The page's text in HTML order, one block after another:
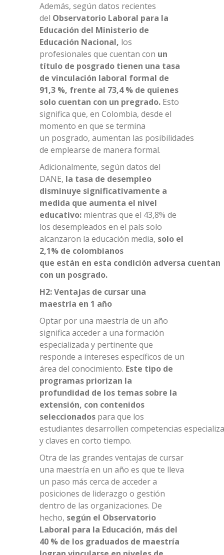
Además, según datos recientes
del Observatorio Laboral para la
Educación del Ministerio de
Educación Nacional, los
profesionales que cuentan con un
título de posgrado tienen una tasa
de vinculación laboral formal de
91,3 %, frente al 73,4 % de quienes
solo cuentan con un pregrado. Esto
significa que, en Colombia, desde el
momento en que se termina
un posgrado, aumentan las posibilidades
de emplearse de manera formal.
Adicionalmente, según datos del
DANE, la tasa de desempleo
disminuye significativamente a
medida que aumenta el nivel
educativo: mientras que el 43,8% de
los desempleados en el país solo
alcanzaron la educación media, solo el
2,1% de colombianos
que están en esta condición adversa cuentan
con un posgrado.
H2: Ventajas de cursar una
maestría en 1 año
Optar por una maestría de un año
significa acceder a una formación
especializada y pertinente que
responde a intereses específicos de un
área del conocimiento. Este tipo de
programas priorizan la
profundidad de los temas sobre la
extensión, con contenidos
seleccionados para que los
estudiantes desarrollen competencias
y claves en corto tiempo.
Otra de las grandes ventajas de cursar
una maestría en un año es que te lleva
un paso más cerca de acceder a
posiciones de liderazgo o gestión
dentro de las organizaciones. De
hecho, según el Observatorio
Laboral para la Educación, más del
40 % de los graduados de maestría